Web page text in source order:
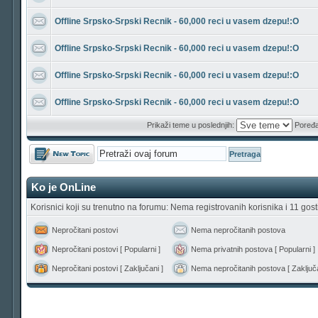
Offline Srpsko-Srpski Recnik - 60,000 reci u vasem dzepu!:O
Offline Srpsko-Srpski Recnik - 60,000 reci u vasem dzepu!:O
Offline Srpsko-Srpski Recnik - 60,000 reci u vasem dzepu!:O
Offline Srpsko-Srpski Recnik - 60,000 reci u vasem dzepu!:O
Prikaži teme u poslednjih:
Počni novu temu
Ko je OnLine
Korisnici koji su trenutno na forumu: Nema registrovanih korisnika i 11
Nepročitani postovi Nema nepročitanih postova
Nepročitani postovi [ Popularni ] Nema privatnih postova [ Popularni ]
Nepročitani postovi [ Zaključani ] Nema nepročitanih postova [